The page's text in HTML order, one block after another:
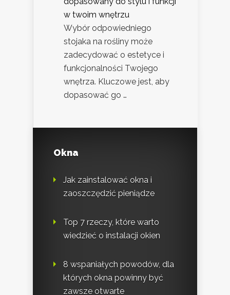
w twoim wnętrzu
Wybór odpowiedniego
stojaka na rośliny może
zadecydować o estetyce i
funkcjonalności Twojego
wnętrza. Kluczowe jest, aby
dopasować go …
Okna
Jak zainstalować okna i
zaoszczędzić pieniądze
Top 7 rzeczy, które warto
wiedzieć o instalacji okien
8 wspaniałych powodów, dla
których okna powinny być
zawsze otwarte